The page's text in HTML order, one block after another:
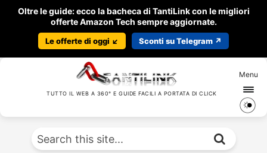
Oltre le guide: ecco la bacheca di TantiLink con le migliori
offerte Amazon Tech sempre aggiornate.
Le offerte di oggi ↙️ Sconti su Telegram ↗️
Menu
TUTTO IL WEB A 360° E GUIDE FACILI A PORTATA DI CLICK